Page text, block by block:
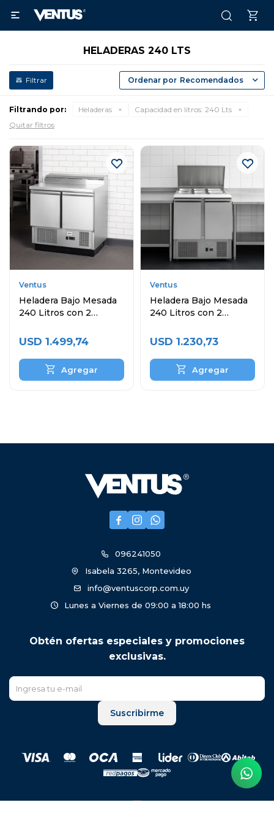

HELADERAS 240 LTS
Recomendados
Filtrando por: Heladeras Capacidad en litros: 240 Lts
Quitar filtros
Ventus
Heladera Bajo Mesada
240 Litros con 2
USD 1.499,74
Ventus
Heladera Bajo Mesada
240 Litros con 2
Cubas
USD 1.230,73
  
096241050
Isabela 3265, Montevideo
info@ventuscorp.com.uy
Lunes a Viernes de 09:00 a 18:00 hs
Obtén ofertas especiales y promociones
exclusivas.
Suscribirme